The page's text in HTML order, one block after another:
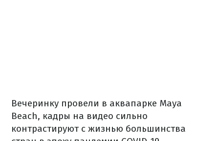
Вечеринку провели в аквапарке Maya
Beach, кадры на видео сильно
контрастируют с жизнью большинства